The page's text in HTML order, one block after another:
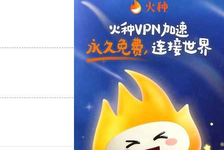
支持 [0] 反对 [0]
支持